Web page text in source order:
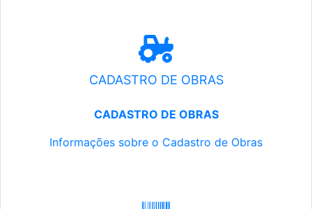
CADASTRO DE OBRAS
CADASTRO DE OBRAS
Informações sobre o Cadastro de Obras